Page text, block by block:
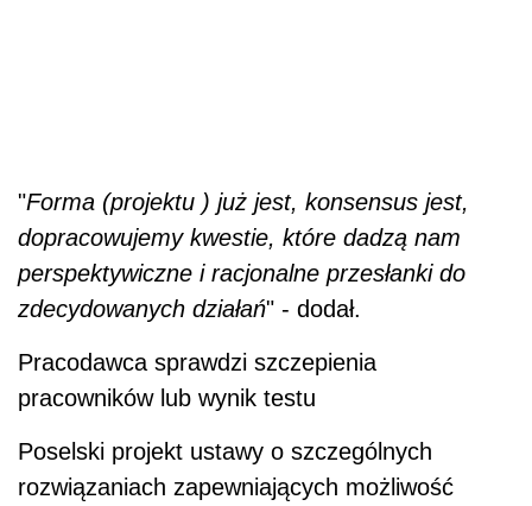
"Forma (projektu ) już jest, konsensus jest,
dopracowujemy kwestie, które dadzą nam
perspektywiczne i racjonalne przesłanki do
zdecydowanych działań" - dodał.
Pracodawca sprawdzi szczepienia
pracowników lub wynik testu
Poselski projekt ustawy o szczególnych
rozwiązaniach zapewniających możliwość